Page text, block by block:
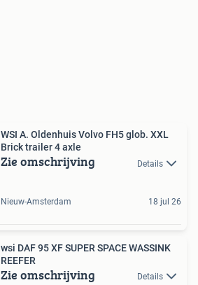
WSI A. Oldenhuis Volvo FH5 glob. XXL
Brick trailer 4 axle
Zie omschrijving Details
Nieuw-Amsterdam 18 jul 26
wsi DAF 95 XF SUPER SPACE WASSINK
REEFER
Zie omschrijving Details